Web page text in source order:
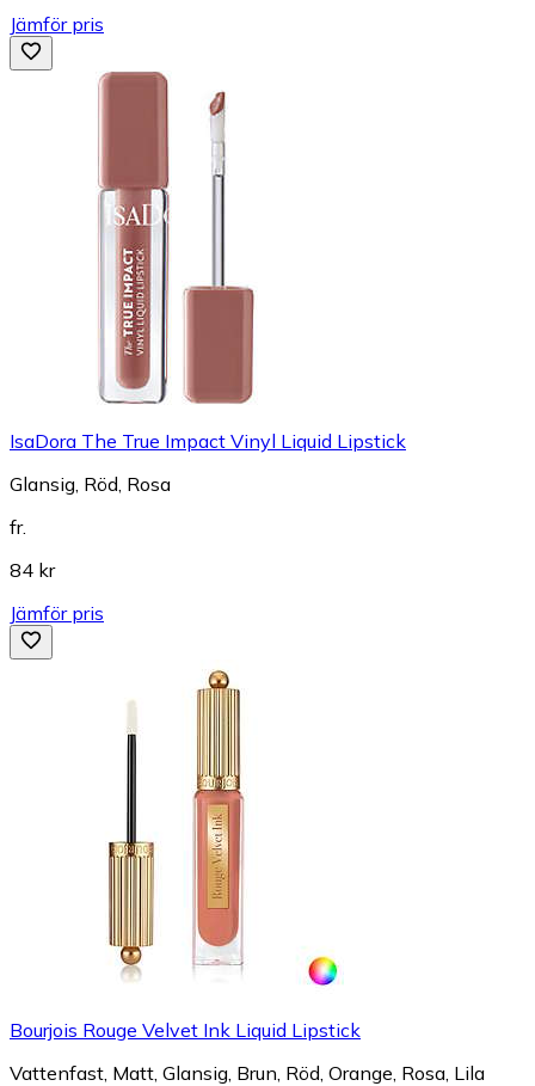
Jämför pris
IsaDora The True Impact Vinyl Liquid Lipstick
Glansig, Röd, Rosa
fr.
84 kr
Jämför pris
Bourjois Rouge Velvet Ink Liquid Lipstick
Vattenfast, Matt, Glansig, Brun, Röd, Orange, Rosa, Lila